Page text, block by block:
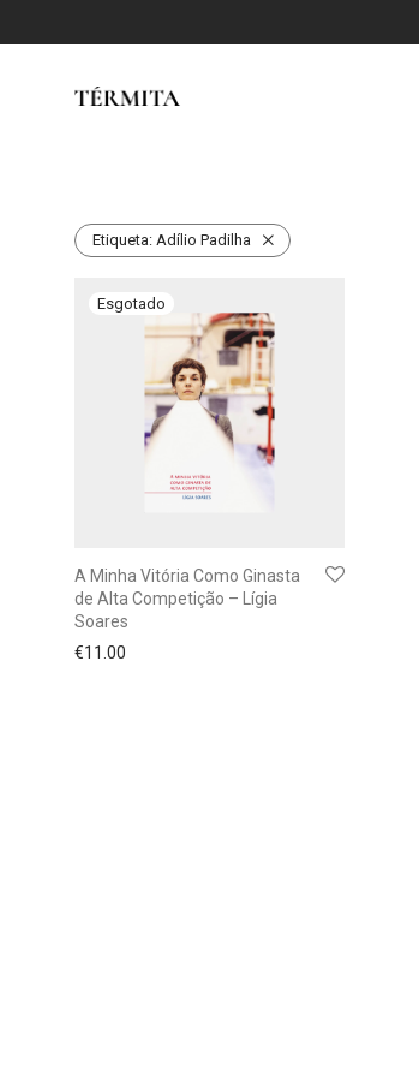
Etiqueta: Adílio Padilha
A Minha Vitória Como Ginasta
de Alta Competição – Lígia
Soares
€11.00